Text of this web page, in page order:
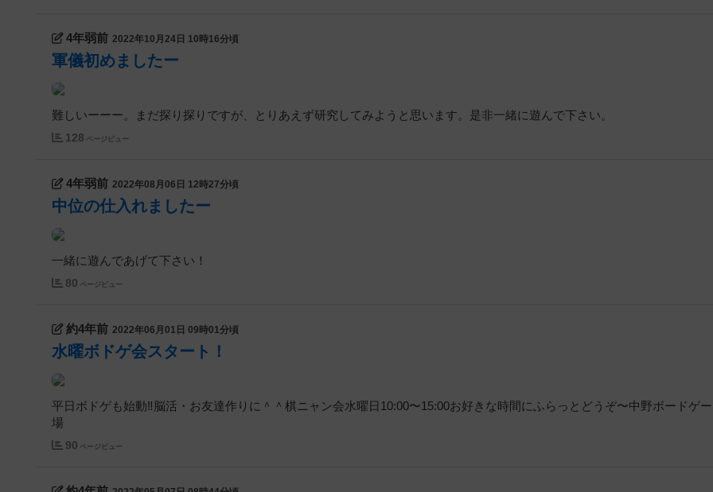
4年弱前 2022年10月24日 10時16分頃
軍儀初めましたー
難しいーーー。まだ探り探りですが、とりあえず研究してみようと思います。是非一緒に遊んで下さい。
128 ページビュー
4年弱前 2022年08月06日 12時27分頃
中位の仕入れましたー
一緒に遊んであげて下さい！
80 ページビュー
約4年前 2022年06月01日 09時01分頃
水曜ボドゲ会スタート！
平日ボドゲも始動‼️脳活・お友達作りに＾＾棋ニャン会水曜日10:00〜15:00お好きな時間にふらっとどうぞ〜中野ボードゲ
場
90 ページビュー